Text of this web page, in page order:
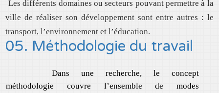
Les différents domaines ou secteurs pouvant permettre à la
ville de réaliser son développement sont entre autres : le
transport, l’environnement et l’éducation.
05. Méthodologie du travail
Dans une recherche, le concept
méthodologie couvre l’ensemble de modes